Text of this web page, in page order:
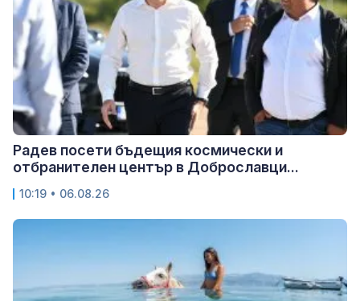
Радев посети бъдещия космически и
отбранителен център в Доброславци...
10:19 • 06.08.26